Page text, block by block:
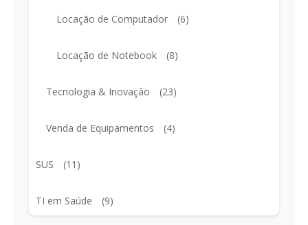
Locação de Computador (6)
Locação de Notebook (8)
Tecnologia & Inovação (23)
Venda de Equipamentos (4)
SUS (11)
TI em Saúde (9)